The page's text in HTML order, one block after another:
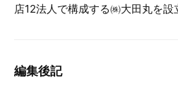
店12法人で構成する㈱大田丸を設
編集後記